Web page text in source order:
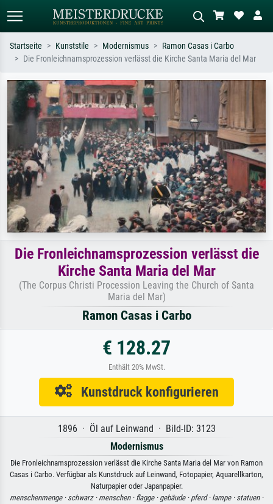
Suchen Sie nach Künstlern, Werktiteln
oder Stilen – z.B. Monet,
Sternennacht, Impressionismus, Welle
Hokusai, Akt.
Beschreiben Sie die Szene – z.B. Grüne
Wiese, Abstrakt mit viel Rot, Dunkles
Ölgemälde, Stehender Akt neben einem
Baum.
Startseite Kunststile Modernismus
Ramon Casas i Carbo
Die Fronleichnamsprozession verlässt die Kirche Santa Maria del Mar
Die Fronleichnamsprozession verlässt die
Kirche Santa Maria del Mar
(The Corpus Christi Procession Leaving the Church of Santa
Maria del Mar)
Ramon Casas i Carbo
€ 128.27
Enthält 20% MwSt.
Kunstdruck konfigurieren
1896 · Öl auf Leinwand · Bild-ID: 3123
Modernismus
Die Fronleichnamsprozession verlässt die Kirche Santa Maria del Mar von Ramon
Casas i Carbo. Verfügbar als Kunstdruck auf Leinwand, Fotopapier, Aquarellkarton,
Naturpapier oder Japanpapier.
menschenmenge · schwarz · menschen · flagge · gebäude · pferd · lampe · statuen ·